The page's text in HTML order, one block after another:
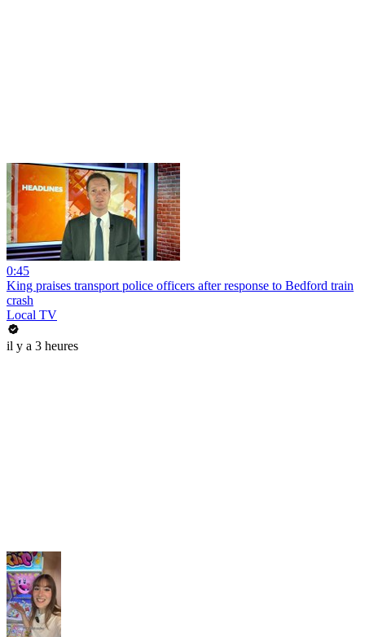
0:45
King praises transport police officers after response to Bedford train
crash
Local TV
il y a 3 heures